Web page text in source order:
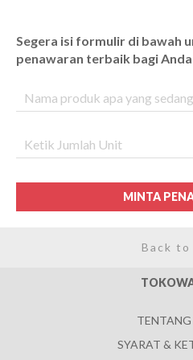
Segera isi formulir di bawah
penawaran terbaik bagi Anda
MINTA
Back to
SYARAT &